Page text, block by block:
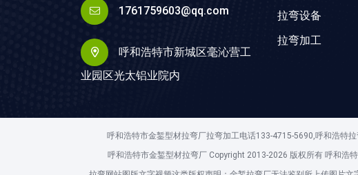
1761759603@qq.com
呼和浩特市新城区毫沁营工
业园区光太铝业院内
拉弯设备
拉弯加工
呼和浩特市金錾型材拉弯厂拉弯加工电话133-4715-5690,呼和浩特
呼和浩特市金錾型材拉弯厂 Copyright 2013-2026 版权所有 呼和浩